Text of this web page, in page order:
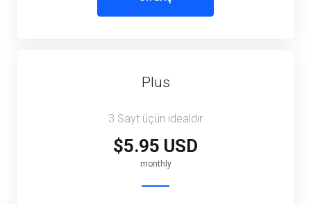
Plus
3 Sayt üçün idealdır
$5.95 USD
monthly